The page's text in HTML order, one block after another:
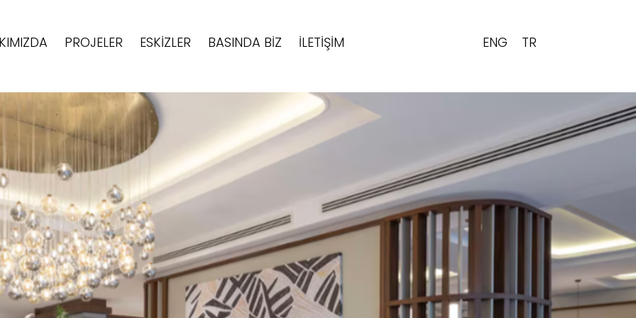
PROJELER ESKIZLER BASINDA BIZ İLETIŞIM ENG TR